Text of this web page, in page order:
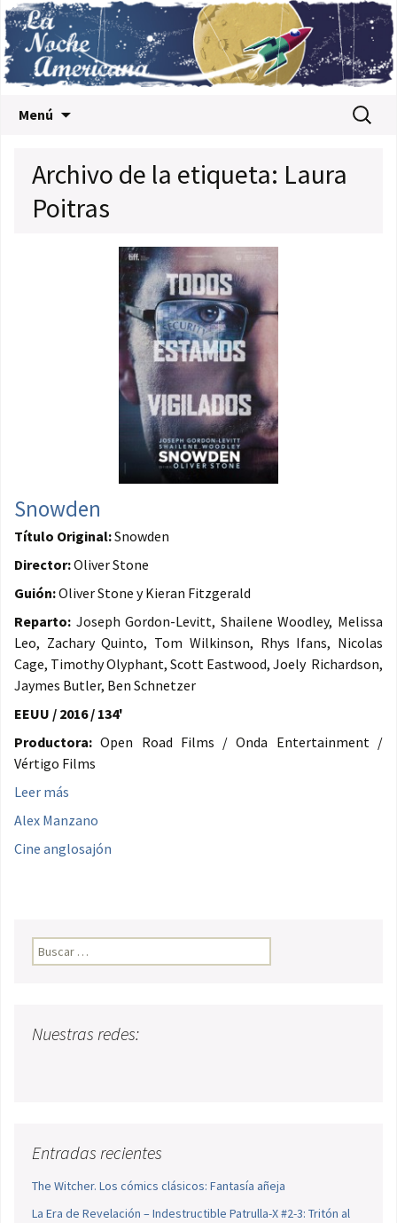
Menú Buscar:
Archivo de la etiqueta: Laura
Poitras
Snowden
Título Original:Snowden
Director:Oliver Stone
Guión:Oliver Stone y Kieran Fitzgerald
Reparto: Joseph Gordon-Levitt, Shailene Woodley, Melissa
Leo, Zachary Quinto, Tom Wilkinson, Rhys Ifans, Nicolas
Cage, Timothy Olyphant, Scott Eastwood, Joely Richardson,
Jaymes Butler, Ben Schnetzer
EEUU / 2016 / 134'
Productora: Open Road Films / Onda Entertainment /
Vértigo Films
Leer más
Alex Manzano
Cine anglosajón
Buscar:
Nuestras redes:
Entradas recientes
The Witcher. Los cómics clásicos: Fantasía añeja
La Era de Revelación – Indestructible Patrulla-X #2-3: Tritón al